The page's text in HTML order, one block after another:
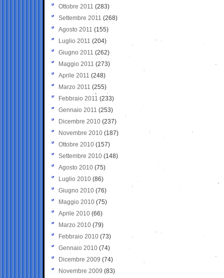
Ottobre 2011 (283)
Settembre 2011 (268)
Agosto 2011 (155)
Luglio 2011 (204)
Giugno 2011 (262)
Maggio 2011 (273)
Aprile 2011 (248)
Marzo 2011 (255)
Febbraio 2011 (233)
Gennaio 2011 (253)
Dicembre 2010 (237)
Novembre 2010 (187)
Ottobre 2010 (157)
Settembre 2010 (148)
Agosto 2010 (75)
Luglio 2010 (86)
Giugno 2010 (76)
Maggio 2010 (75)
Aprile 2010 (66)
Marzo 2010 (79)
Febbraio 2010 (73)
Gennaio 2010 (74)
Dicembre 2009 (74)
Novembre 2009 (83)